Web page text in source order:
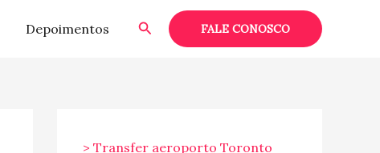
Depoimentos PesquisarFALE CONOSCO
> Transfer aeroporto Toronto